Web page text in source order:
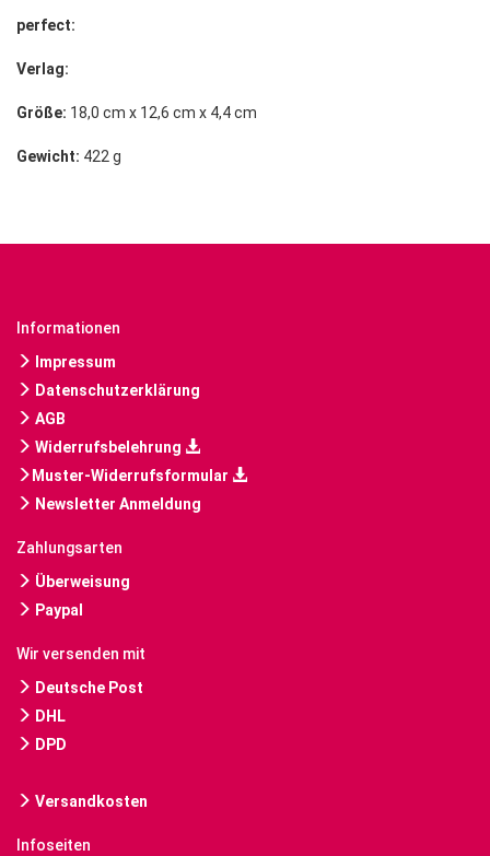
perfect:
Verlag:
Größe: 18,0 cm x 12,6 cm x 4,4 cm
Gewicht: 422 g
Informationen
Impressum
Datenschutzerklärung
AGB
Widerrufsbelehrung
Muster-Widerrufsformular
Newsletter Anmeldung
Zahlungsarten
Überweisung
Paypal
Wir versenden mit
Deutsche Post
DHL
DPD
Versandkosten
Infoseiten